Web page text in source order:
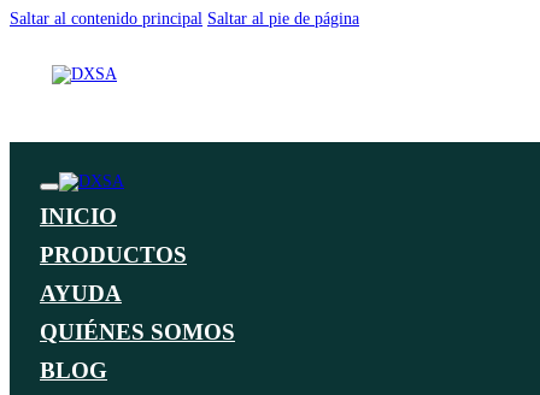
Saltar al contenido principal Saltar al pie de página
INICIO
PRODUCTOS
AYUDA
QUIÉNES SOMOS
BLOG